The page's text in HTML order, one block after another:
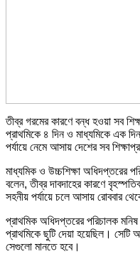
তীব্র গরমের কারণে বন্ধ হওয়া সব
প্রাথমিকে ৪ দিন ও মাধ্যমিকে এক
পর্যায়ে নেমে আসায় দেশের সব
মাধ্যমিক ও উচ্চশিক্ষা অধিদপ্তরের
বলেন, তীব্র দাবদাহের কারণে
সহনীয় পর্যায়ে চলে আসায় রোববার
প্রাথমিক অধিদপ্তরের পরিচালক
প্রাথমিকে ছুটি দেয়া হয়েছিল। সেটি
সেগুলো মানতে হবে।